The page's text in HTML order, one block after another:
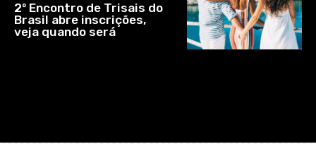
2º Encontro de Trisais do
Brasil abre inscrições,
veja quando será